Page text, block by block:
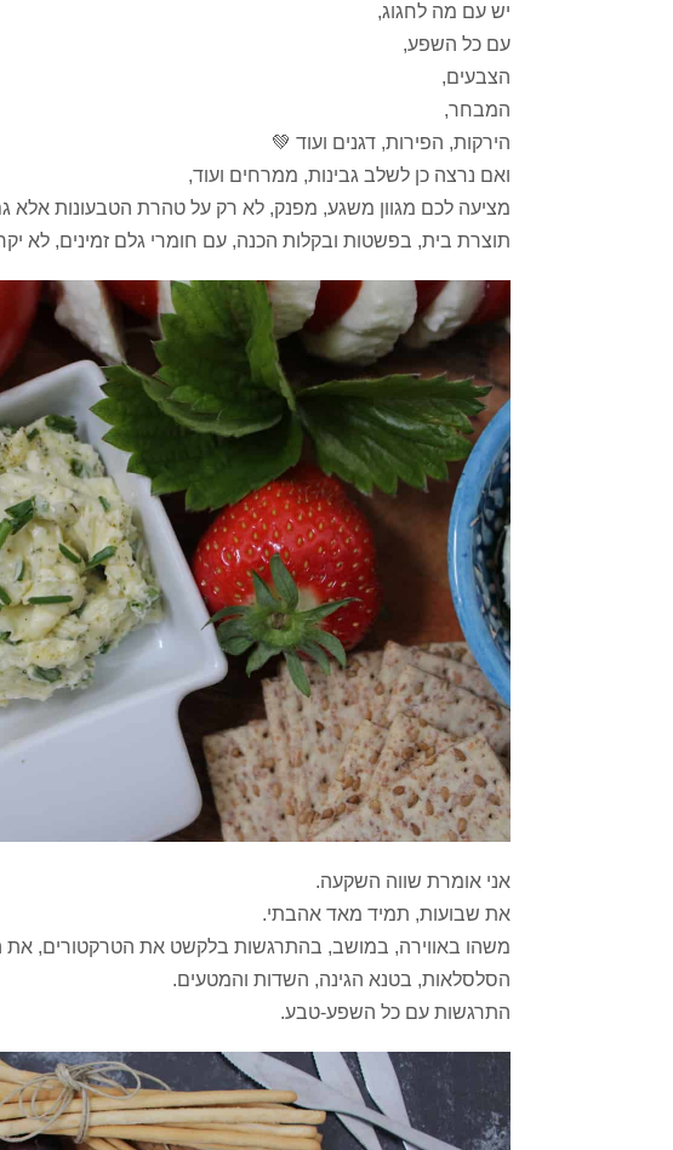
יש עם מה לחגוג,
עם כל השפע,
הצבעים,
המבחר,
הירקות, הפירות, דגנים ועוד 💚
ואם נרצה כן לשלב גבינות, ממרחים ועוד,
מציעה לכם מגוון משגע, מפנק, לא רק על טהרת הטבעונות אלא
תוצרת בית, בפשטות ובקלות הכנה, עם חומרי גלם זמינים, לא
אני אומרת שווה השקעה.
את שבועות, תמיד מאד אהבתי.
משהו באווירה, במושב, בהתרגשות בלקשט את הטרקטורים,
הסלסלאות, בטנא הגינה, השדות והמטעים.
התרגשות עם כל השפע-טבע.